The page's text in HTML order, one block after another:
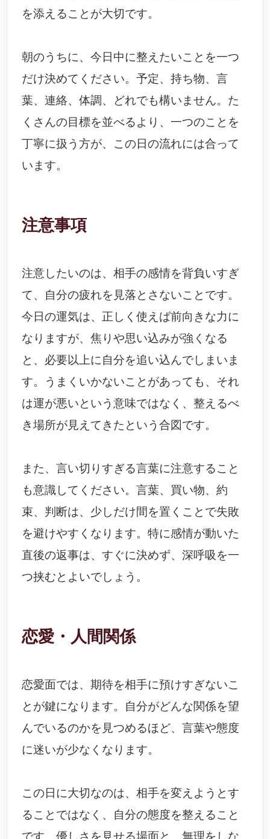
を添えることが大切です。
朝のうちに、今日中に整えたいことを一つ
だけ決めてください。予定、持ち物、言
葉、連絡、体調、どれでも構いません。た
くさんの目標を並べるより、一つのことを
丁寧に扱う方が、この日の流れには合って
います。
注意事項
注意したいのは、相手の感情を背負いすぎ
て、自分の疲れを見落とさないことです。
今日の運気は、正しく使えば前向きな力に
なりますが、焦りや思い込みが強くなる
と、必要以上に自分を追い込んでしまいま
す。うまくいかないことがあっても、それ
は運が悪いという意味ではなく、整えるべ
き場所が見えてきたという合図です。
また、言い切りすぎる言葉に注意すること
も意識してください。言葉、買い物、約
束、判断は、少しだけ間を置くことで失敗
を避けやすくなります。特に感情が動いた
直後の返事は、すぐに決めず、深呼吸を一
つ挟むとよいでしょう。
恋愛・人間関係
恋愛面では、期待を相手に預けすぎないこ
とが鍵になります。自分がどんな関係を望
んでいるのかを見つめるほど、言葉や態度
に迷いが少なくなります。
この日に大切なのは、相手を変えようとす
ることではなく、自分の態度を整えること
です。優しさを見せる場面と、無理をしな